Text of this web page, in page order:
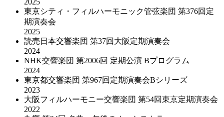
2025
東京シティ・フィルハーモニック管弦楽団 第376回定
期演奏会
2025
読売日本交響楽団 第37回大阪定期演奏会
2024
NHK交響楽団 第2006回 定期公演 Bプログラム
2024
東京都交響楽団 第967回定期演奏会Bシリーズ
2023
大阪フィルハーモニー交響楽団 第54回東京定期演奏会
2022